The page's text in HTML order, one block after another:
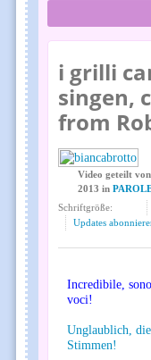
i grilli
singen,
from
Video geteilt von
2013 in
Schriftgröße:
Updates
Incredibile,
voci!
Unglaublich,
Stimmen!